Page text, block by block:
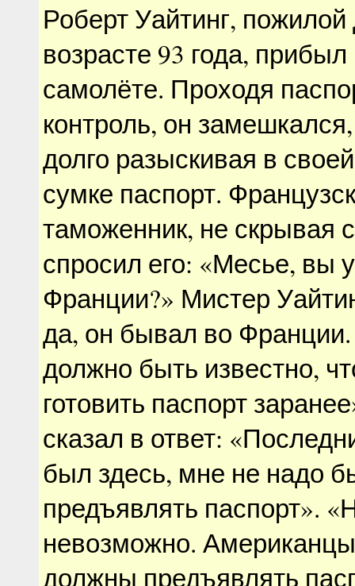
Роберт Уайтинг,
возрасте 93 года,
самолёте. Проходя
контроль, он
долго разыскивая в
сумке паспорт.
таможенник, не скрывая
спросил его: «Месье, вы
Франции?» Мистер
да, он бывал во Франции.
должно быть известно,
готовить паспорт
сказал в ответ:
был здесь, мне не надо
предъявлять паспорт».
невозможно.
должны предъявлять